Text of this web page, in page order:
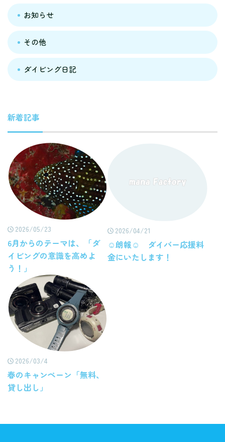
お知らせ
その他
ダイビング日記
新着記事
2026/05/23
6月からのテーマは、「ダ
イビングの意識を高めよ
う！」
2026/04/21
☺朗報☺ ダイバー応援料
金にいたします！
2026/03/4
春のキャンペーン「無料、
貸し出し」